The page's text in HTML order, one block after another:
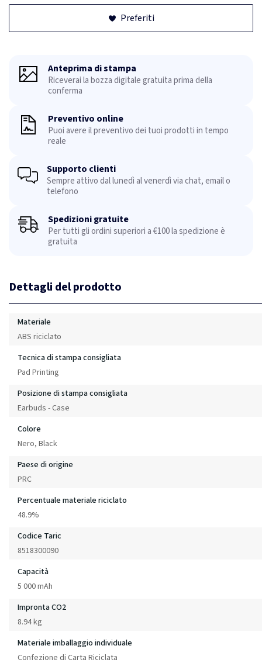
Preferiti
Anteprima di stampa
Riceverai la bozza digitale gratuita prima della
conferma
Preventivo online
Puoi avere il preventivo dei tuoi prodotti in tempo
reale
Supporto clienti
Sempre attivo dal lunedì al venerdì via chat, email o
telefono
Spedizioni gratuite
Per tutti gli ordini superiori a €100 la spedizione è
gratuita
Dettagli del prodotto
Materiale
ABS riciclato
Tecnica di stampa consigliata
Pad Printing
Posizione di stampa consigliata
Earbuds - Case
Colore
Nero, Black
Paese di origine
PRC
Percentuale materiale riciclato
48.9%
Codice Taric
8518300090
Capacità
5 000 mAh
Impronta CO2
8.94 kg
Materiale imballaggio individuale
Confezione di Carta Riciclata